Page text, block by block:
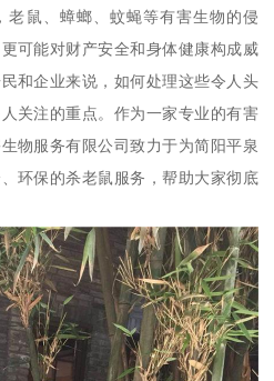
老鼠、蟑螂、蚊蝇等有害生物的侵
可能对财产安全和身体健康构成威
和企业来说，如何处理这些令人头
关注的重点。作为一家专业的有害
物服务有限公司致力于为简阳平泉
环保的杀老鼠服务，帮助大家彻底